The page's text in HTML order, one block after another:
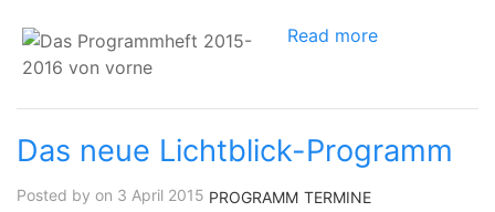
Read more
Das neue Lichtblick-Programm
Posted by on 3 April 2015 PROGRAMM TERMINE